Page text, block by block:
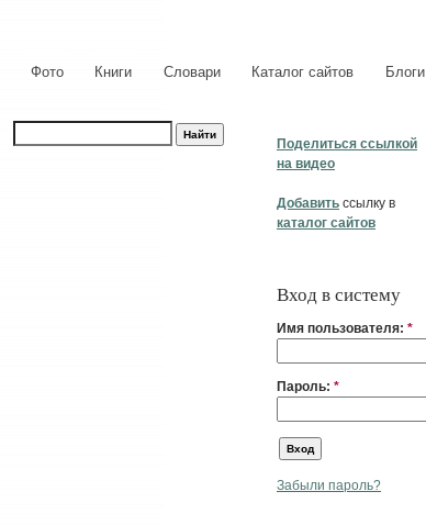
Фото Книги Словари Каталог сайтов Блоги
Поделиться ссылкой
на видео
Добавить ссылку в
каталог сайтов
Вход в систему
Имя пользователя: *
Пароль: *
Забыли пароль?